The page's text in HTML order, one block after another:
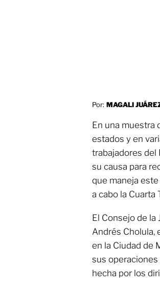
Por: MAGALI
En una muestra
estados y en
trabajadores del
su causa para
que maneja
a cabo la Cuarta
El Consejo de la
Andrés Cholula,
en la Ciudad de
sus
hecha por los